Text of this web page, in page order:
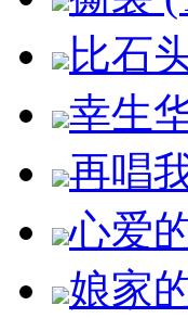
比石
幸生
再唱
心爱
娘家